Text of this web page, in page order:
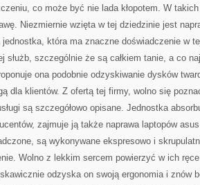
co może być nie lada kłopotem. W
Niezmiernie wzięta w tej dziedzinie jest
jednostka, która ma znaczne doświadczenie w
służb, szczególnie że są całkiem tanie, a co
ona podobnie odzyskiwanie dysków
dla klientów. Z ofertą tej firmy, wolno się
są szczegółowo opisane. Jednostka
zajmuje ją także naprawa laptopów
są wykonywane ekspresowo i
Wolno z lekkim sercem powierzyć w ich
odzyska on swoją ergonomia i znów